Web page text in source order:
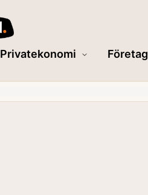
Privatekonomi